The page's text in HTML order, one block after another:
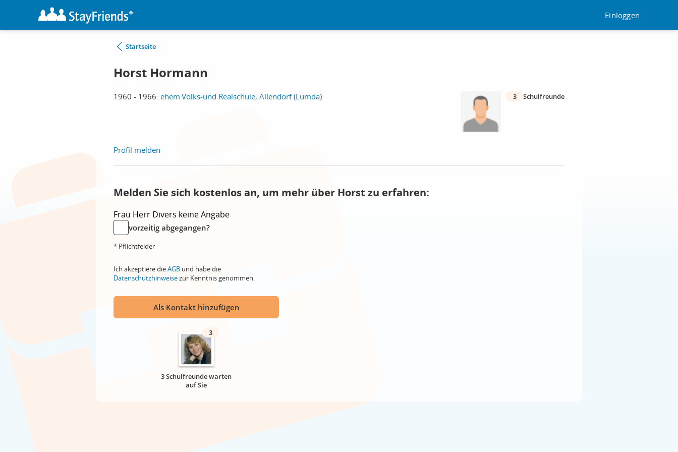
Einloggen
Startseite
Horst Hormann
1960 - 1966: ehem.Volks-und Realschule, Allendorf (Lumda) 3 Schulfreunde
Profil melden
Melden Sie sich kostenlos an, um mehr über Horst zu erfahren:
Frau Herr Divers keine Angabe
vorzeitig abgegangen?
* Pflichtfelder
Ich akzeptiere dieAGB und habe die
Datenschutzhinweisezur Kenntnis genommen.
Als Kontakt hinzufügen
3
3 Schulfreunde warten
auf Sie